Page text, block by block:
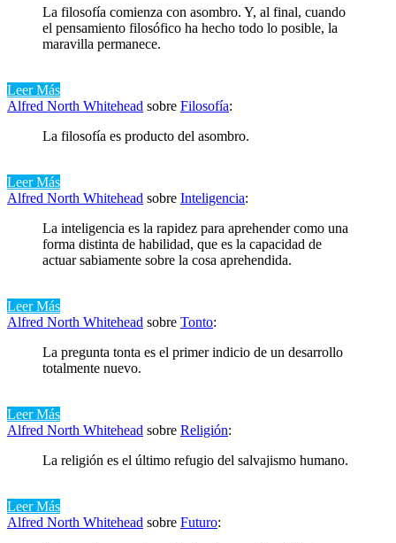
La filosofía comienza con asombro. Y, al final, cuando
el pensamiento filosófico ha hecho todo lo posible, la
maravilla permanece.
Leer Más
Alfred North Whitehead sobre Filosofía:
La filosofía es producto del asombro.
Leer Más
Alfred North Whitehead sobre Inteligencia:
La inteligencia es la rapidez para aprehender como una
forma distinta de habilidad, que es la capacidad de
actuar sabiamente sobre la cosa aprehendida.
Leer Más
Alfred North Whitehead sobre Tonto:
La pregunta tonta es el primer indicio de un desarrollo
totalmente nuevo.
Leer Más
Alfred North Whitehead sobre Religión:
La religión es el último refugio del salvajismo humano.
Leer Más
Alfred North Whitehead sobre Futuro: